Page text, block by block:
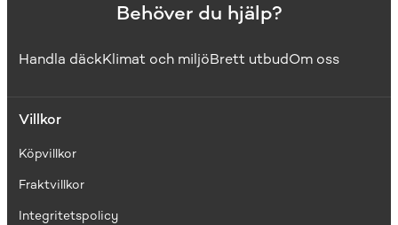
Behöver du hjälp?
Handla däckKlimat och miljöBrett utbudOm oss
Villkor
Köpvillkor
Fraktvillkor
Integritetspolicy